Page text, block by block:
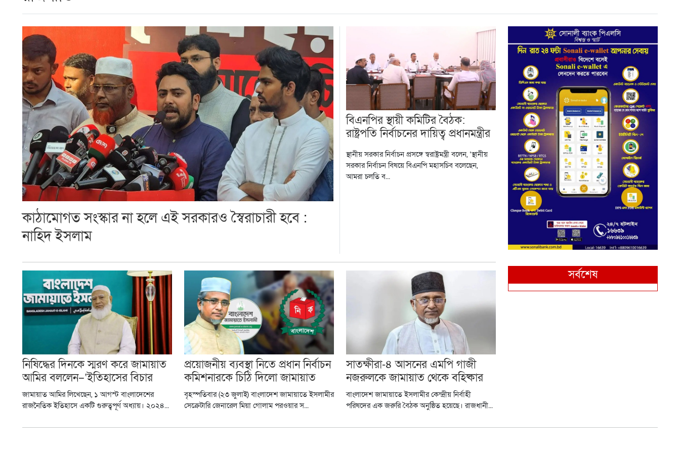
কাঠামোগত সংস্কার না হলে এই সরকারও স্বৈরাচারী হবে :
নাহিদ ইসলাম
বিএনপির স্থায়ী কমিটির বৈঠক:
রাষ্ট্রপতি নির্বাচনের দায়িত্ব প্রধানমন্ত্রীর
স্থানীয় সরকার নির্বাচন প্রসঙ্গে স্বরাষ্ট্রমন্ত্রী বলেন, ‘স্থানীয়
সরকার নির্বাচন বিষয়ে বিএনপি মহাসচিব বলেছেন,
আমরা চলতি ব...
নিষিদ্ধের দিনকে স্মরণ করে জামায়াত
আমির বললেন–‘ইতিহাসের বিচার
চলমান’
জামায়াত আমির লিখেছেন, ১ আগস্ট বাংলাদেশের
রাজনৈতিক ইতিহাসে একটি গুরুত্বপূর্ণ অধ্যায়। ২০২৪...
প্রয়োজনীয় ব্যবস্থা নিতে প্রধান নির্বাচন
কমিশনারকে চিঠি দিলো জামায়াত
বৃহস্পতিবার (২৩ জুলাই) বাংলাদেশ জামায়াতে ইসলামীর
সেক্রেটারি জেনারেল মিয়া গোলাম পরওয়ার স...
সাতক্ষীরা-৪ আসনের এমপি গাজী
নজরুলকে জামায়াত থেকে বহিষ্কার
বাংলাদেশ জামায়াতে ইসলামীর কেন্দ্রীয় নির্বাহী
পরিষদের এক জরুরি বৈঠক অনুষ্ঠিত হয়েছে। রাজধানী...
সর্বশেষ